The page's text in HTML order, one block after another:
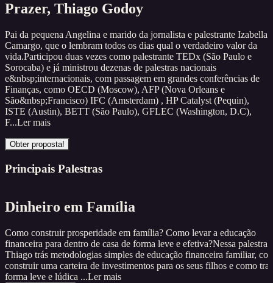
Prazer, Thiago Godoy
Pai da pequena Angelina e marido da jornalista e palestrante Izabella
Camargo, que o lembram todos os dias qual o verdadeiro valor da
vida.Participou duas vezes como palestrante TEDx (São Paulo e
Sorocaba) e já ministrou dezenas de palestras nacionais
e&nbsp;internacionais, com passagem em grandes conferências de
Finanças, como OECD (Moscow), AFP (Nova Orleans e
São&nbsp;Francisco) IFC (Amsterdam) , HP Catalyst (Pequin),
ISTE (Austin), BETT (São Paulo), GFLEC (Washington, D.C),
F...Ler mais
Obter proposta!
Principais Palestras
Dinheiro em Família
Como construir prosperidade em família? Como levar a educação
financeira para dentro de casa de forma leve e efetiva?Nessa palestra
Thiago trás metodologias simples de educação financeira familiar,
construir uma carteira de investimentos para os seus filhos e como
forma leve e lúdica ...Ler mais